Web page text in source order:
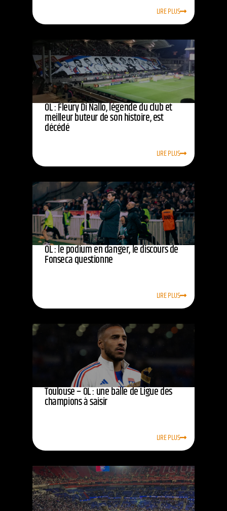
LIRE PLUS
OL : Fleury Di Nallo, légende du club et
meilleur buteur de son histoire, est
décédé
LIRE PLUS
OL : le podium en danger, le discours de
Fonseca questionne
LIRE PLUS
Toulouse – OL : une balle de Ligue des
champions à saisir
LIRE PLUS